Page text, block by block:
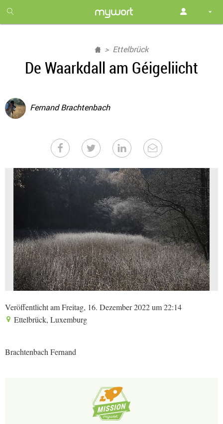
month
free
Ettelbrück
De Waarkdall am Géigeliicht
Fernand Brachtenbach
Veröffentlicht am Freitag, 16. Dezember 2022 um 22:14
Ettelbrück, Luxemburg
Brachtenbach Fernand